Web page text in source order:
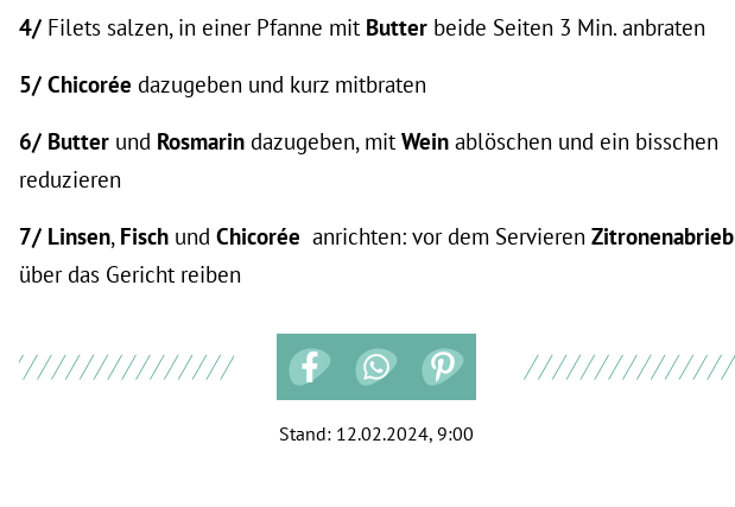
4/ Filets salzen, in einer Pfanne mit Butter beide Seiten 3 Min. anbraten
5/ Chicorée dazugeben und kurz mitbraten
6/ Butter und Rosmarin dazugeben, mit Wein ablöschen und ein bisschen
reduzieren
7/ Linsen, Fisch und Chicorée anrichten: vor dem Servieren Zitronenabrieb
über das Gericht reiben
Stand: 12.02.2024, 9:00